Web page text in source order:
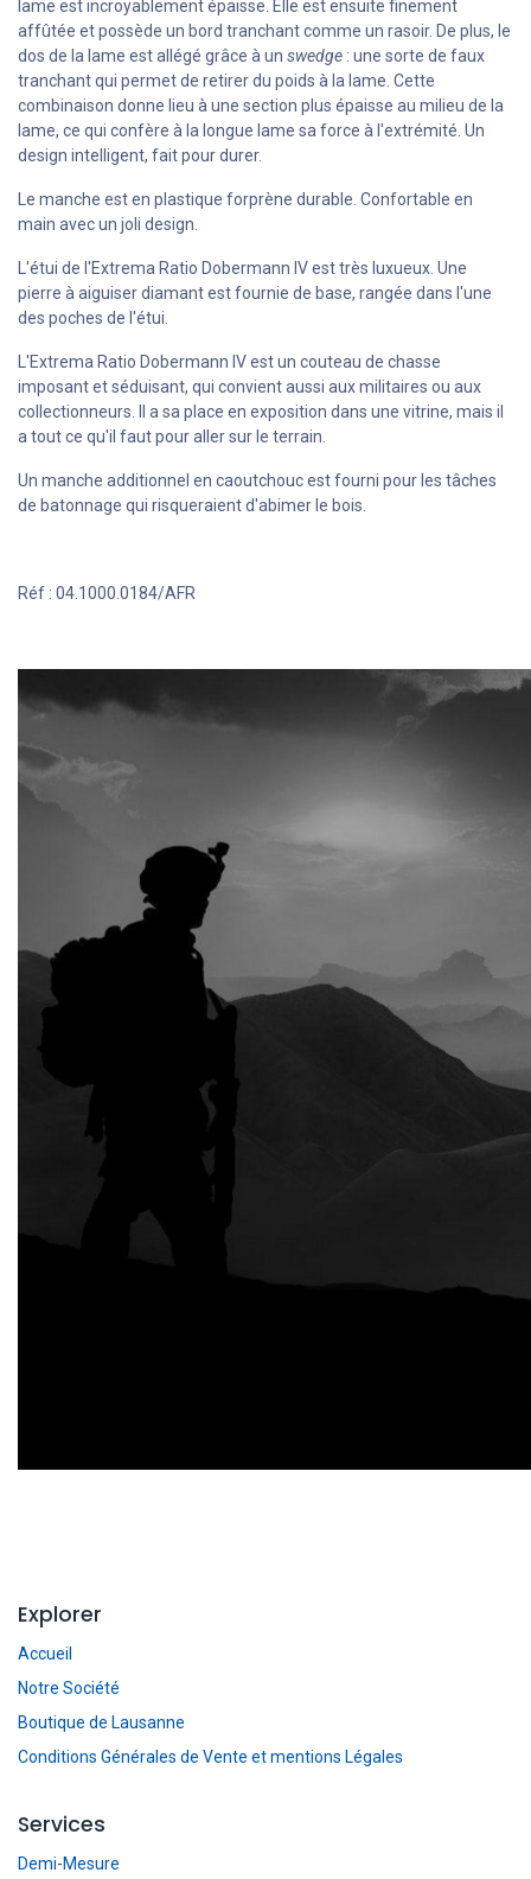
lame est incroyablement épaisse. Elle est ensuite finement
affûtée et possède un bord tranchant comme un rasoir. De plus, le
dos de la lame est allégé grâce à un swedge : une sorte de faux
tranchant qui permet de retirer du poids à la lame. Cette
combinaison donne lieu à une section plus épaisse au milieu de la
lame, ce qui confère à la longue lame sa force à l'extrémité. Un
design intelligent, fait pour durer.
Le manche est en plastique forprène durable. Confortable en
main avec un joli design.
L'étui de l'Extrema Ratio Dobermann IV est très luxueux. Une
pierre à aiguiser diamant est fournie de base, rangée dans l'une
des poches de l'étui.
L'Extrema Ratio Dobermann IV est un couteau de chasse
imposant et séduisant, qui convient aussi aux militaires ou aux
collectionneurs. Il a sa place en exposition dans une vitrine, mais il
a tout ce qu'il faut pour aller sur le terrain.
Un manche additionnel en caoutchouc est fourni pour les tâches
de batonnage qui risqueraient d'abimer le bois.
Réf : 04.1000.0184/AFR
Explorer
Accueil
Notre Société
Boutique de Lausanne
Conditions Générales de Vente et mentions Légales
Services
Demi-Mesure